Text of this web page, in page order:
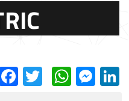
Facebook
Twitter